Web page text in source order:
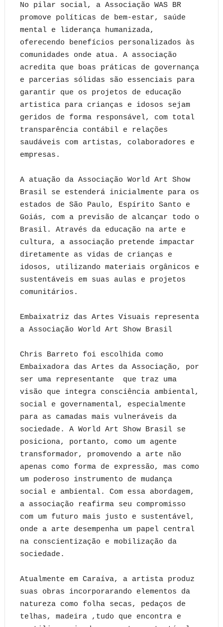
No pilar social, a Associação WAS BR
promove políticas de bem-estar, saúde
mental e liderança humanizada,
oferecendo benefícios personalizados às
comunidades onde atua. A associação
acredita que boas práticas de governança
e parcerias sólidas são essenciais para
garantir que os projetos de educação
artistica para crianças e idosos sejam
geridos de forma responsável, com total
transparência contábil e relações
saudáveis com artistas, colaboradores e
empresas.
A atuação da Associação World Art Show
Brasil se estenderá inicialmente para os
estados de São Paulo, Espírito Santo e
Goiás, com a previsão de alcançar todo o
Brasil. Através da educação na arte e
cultura, a associação pretende impactar
diretamente as vidas de crianças e
idosos, utilizando materiais orgânicos e
sustentáveis em suas aulas e projetos
comunitários.
Embaixatriz das Artes Visuais representa
a Associação World Art Show Brasil
Chris Barreto foi escolhida como
Embaixadora das Artes da Associação, por
ser uma representante que traz uma
visão que integra consciência ambiental,
social e governamental, especialmente
para as camadas mais vulneráveis da
sociedade. A World Art Show Brasil se
posiciona, portanto, como um agente
transformador, promovendo a arte não
apenas como forma de expressão, mas como
um poderoso instrumento de mudança
social e ambiental. Com essa abordagem,
a associação reafirma seu compromisso
com um futuro mais justo e sustentável,
onde a arte desempenha um papel central
na conscientização e mobilização da
sociedade.
Atualmente em Caraíva, a artista produz
suas obras incorporarando elementos da
natureza como folha secas, pedaços de
telhas, madeira ,tudo que encontra e